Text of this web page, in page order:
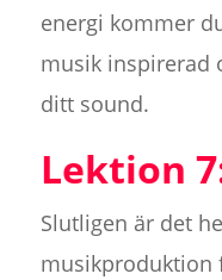
energi kommer
musik inspirerad
ditt sound.
Lektion
Slutligen är det
musikproduktion